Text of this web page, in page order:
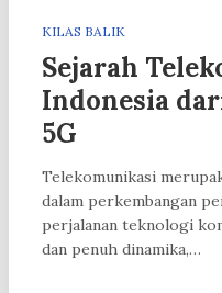
KILAS BALIK
Sejarah
Indonesia
5G
Telekomunikasi
dalam perkembangan
perjalanan teknologi
dan penuh dinamika,…